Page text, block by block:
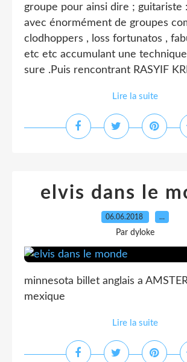
groupe pour ainsi dire ; guitariste
avec énormément de groupes
clodhoppers , loss fortunatos ,
etc etc accumulant une
sure .Puis rencontrant RASYIF
Lire la suite
elvis dans le
06.06.2018 …
Par dyloke
minnesota billet anglais a
mexique
Lire la suite